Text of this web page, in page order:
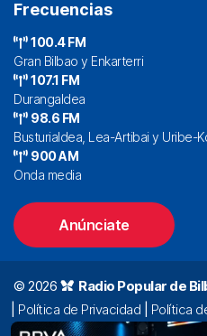
Frecuencias
100.4 FM
Gran Bilbao y Enkarterri
107.1 FM
Durangaldea
98.6 FM
Busturialdea, Lea-Artibai y Uribe-
900 AM
Onda media
Anúnciate
© 2026 Radio Popular de
Política de Privacidad Política